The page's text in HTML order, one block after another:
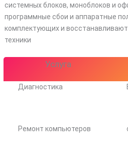
системных блоков, моноблоков и
программные сбои и аппаратные
комплектующих и
техники
Услуга
Диагностика
Ремонт компьютеров